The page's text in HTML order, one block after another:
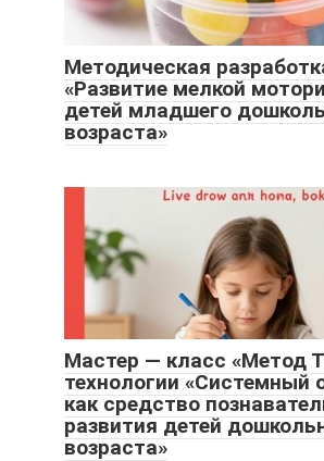
Методическая
«Развитие мелкой
детей младшего
возраста»
Мастер — класс «Метод
технологии «Системный
как средство
развития детей
возраста»